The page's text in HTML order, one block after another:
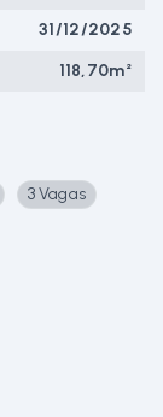
3 Vagas
31/12/2025
118,70m²